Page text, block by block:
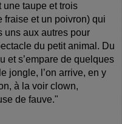
une taupe et trois
fraise et un poivron) qui
uns aux autres pour
du petit animal. Du
et s’empare de quelques
jongle, l’on arrive, en y
à la voir clown,
de fauve."